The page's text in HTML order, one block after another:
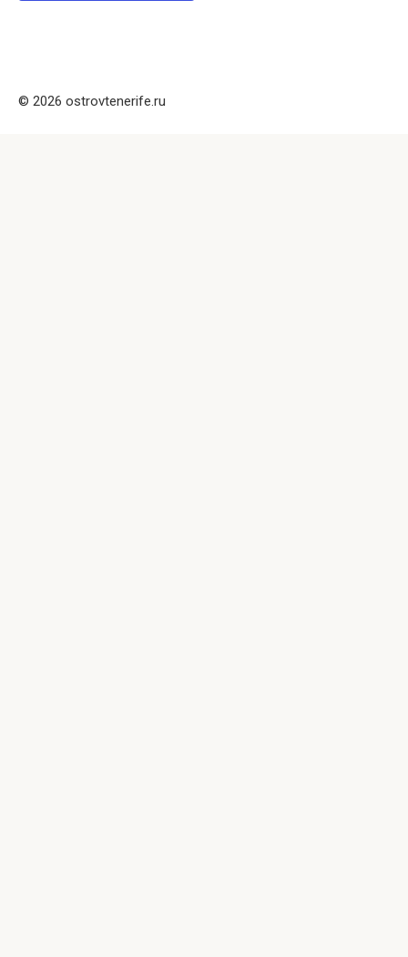
© 2026 ostrovtenerife.ru